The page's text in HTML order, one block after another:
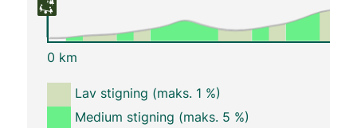
0 km
Lav stigning (maks. 1 %)
Medium stigning (maks. 5 %)